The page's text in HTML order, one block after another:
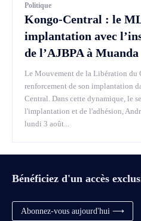
Politique
Kongo-Central : le
implantation avec
de l’AJBPA à Muanda
Le Mouvement de la Libération du
renforcement de son implantation
Central. Dans cette dynamique, le
l'implantation et de l'adhésion,
lundi 3 août...
Bénéficiez d'un accès
Abonnez-vous aujourd'hui ⟶